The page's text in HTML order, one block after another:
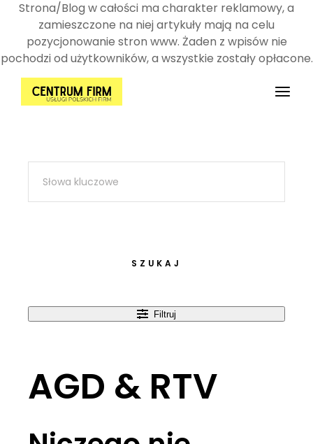
Strona/Blog w całości ma charakter reklamowy, a
zamieszczone na niej artykuły mają na celu
pozycjonowanie stron www. Żaden z wpisów nie
pochodzi od użytkowników, a wszystkie zostały opłacone.
SZUKAJ
Filtruj
AGD & RTV